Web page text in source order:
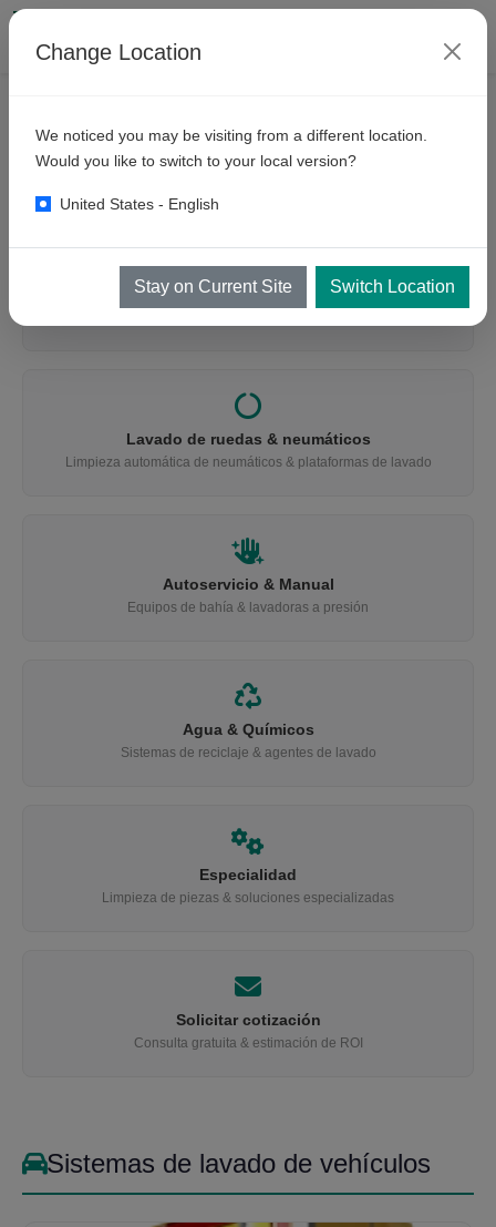
¿QUÉ ESTÁ BUSCANDO?
Encuentre el equipo adecuado
Lavado de vehículos
Lavado de ruedas & neumáticos
Limpieza automática de neumáticos & plataformas de lavado
Autoservicio & Manual
Equipos de bahía & lavadoras a presión
Agua & Químicos
Sistemas de reciclaje & agentes de lavado
Especialidad
Limpieza de piezas & soluciones especializadas
Solicitar cotización
Consulta gratuita & estimación de ROI
Sistemas de lavado de vehículos
Change Location
We noticed you may be visiting from a different location.
Would you like to switch to your local version?
United States - English
Stay on Current Site Switch Location